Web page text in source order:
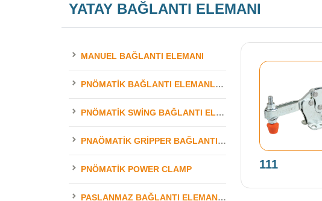
YATAY BAĞLANTI ELEMANI
MANUEL BAĞLANTI ELEMANI
PNÖMATIK BAĞLANTI ELEMANLARI
PNÖMATIK SWING BAĞLANTI ELEMANLARI
PNAÖMATIK GRIPPER BAĞLANTI ELEMANLARI
PNÖMATIK POWER CLAMP
PASLANMAZ BAĞLANTI ELEMANLARI
111